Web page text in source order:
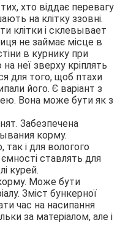
хто віддає перевагу
на клітку ззовні.
клітки і склевывает
не займає місце в
в курнику при
неї зверху кріплять
для того, щоб птахи
його. Є варіант з
Вона може бути як з
Забезпечена
корму.
і для вологого
ємності ставлять для
курей.
Може бути
Зміст бункерної
час на насипання
за матеріалом, але і